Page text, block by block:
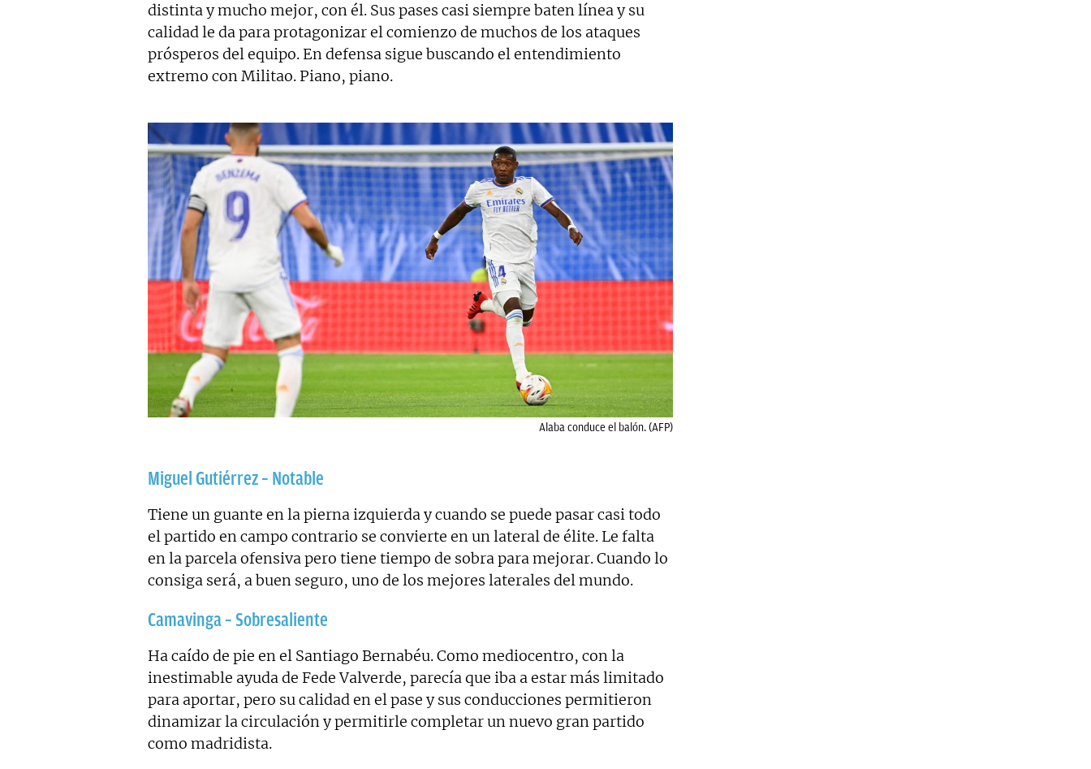
distinta y mucho mejor, con él. Sus pases casi siempre baten línea y su
calidad le da para protagonizar el comienzo de muchos de los ataques
prósperos del equipo. En defensa sigue buscando el entendimiento
extremo con Militao. Piano, piano.
Alaba conduce el balón. (AFP)
Miguel Gutiérrez – Notable
Tiene un guante en la pierna izquierda y cuando se puede pasar casi todo
el partido en campo contrario se convierte en un lateral de élite. Le falta
en la parcela ofensiva pero tiene tiempo de sobra para mejorar. Cuando lo
consiga será, a buen seguro, uno de los mejores laterales del mundo.
Camavinga – Sobresaliente
Ha caído de pie en el Santiago Bernabéu. Como mediocentro, con la
inestimable ayuda de Fede Valverde, parecía que iba a estar más limitado
para aportar, pero su calidad en el pase y sus conducciones permitieron
dinamizar la circulación y permitirle completar un nuevo gran partido
como madridista.